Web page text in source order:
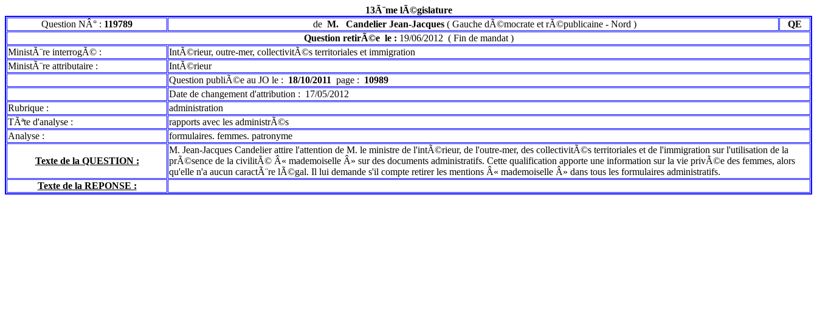
13Ã¨me lÃ©gislature
Question NÂ° : 119789 de M. Candelier Jean-Jacques ( Gauche dÃ©mocrate et rÃ©publicaine- Nord )
QE
Question retirÃ©ele : 19/06/2012 ( Fin de mandat)
MinistÃ¨re interrogÃ© :
IntÃ©rieur, outre-mer, collectivitÃ©s territoriales et immigration
MinistÃ¨re attributaire :
IntÃ©rieur
Question publiÃ©e au JO le : 18/10/2011 page : 10989
Date de changement d'attribution : 17/05/2012
Rubrique :
administration
TÃªte d'analyse :
rapports avec les administrÃ©s
Analyse :
formulaires. femmes. patronyme
Texte de la QUESTION :
M. Jean-Jacques Candelier attire l'attention de M. le ministre de l'intÃ©rieur, de l'outre-mer, des collectivitÃ©s territoriales et de l'immigration sur l'utilisation de la
prÃ©sence de la civilitÃ© Â« mademoiselle Â» sur des documents administratifs. Cette qualification apporte une information sur la vie privÃ©e des femmes, alors
qu'elle n'a aucun caractÃ¨re lÃ©gal. Il lui demande s'il compte retirer les mentions Â« mademoiselle Â» dans tous les formulaires administratifs.
Texte de la REPONSE :